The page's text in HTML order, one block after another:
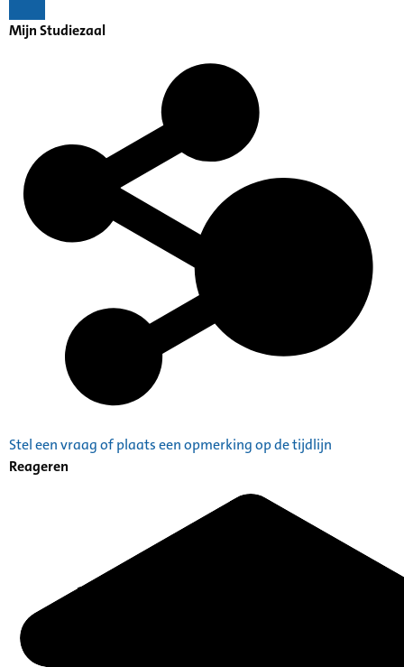
Mijn Studiezaal
Stel een vraag of plaats een opmerking op de tijdlijn
Reageren